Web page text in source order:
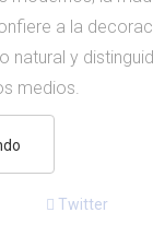
a la
natural y
medios.
Twitter